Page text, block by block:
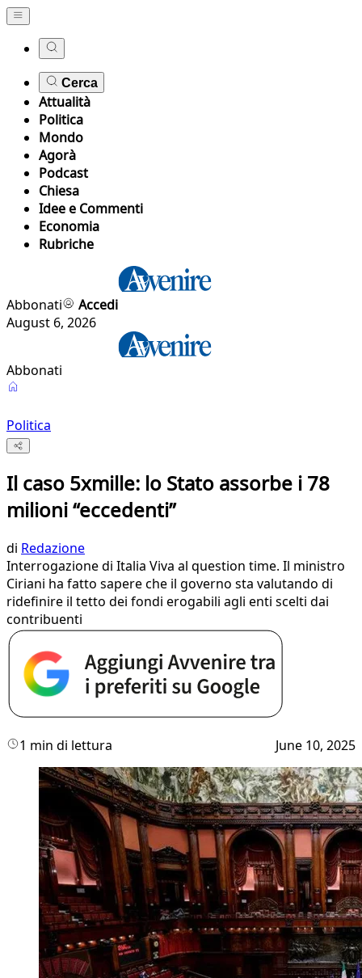
Cerca
Attualità
Politica
Mondo
Agorà
Podcast
Chiesa
Idee e Commenti
Economia
Rubriche
Abbonati
Accedi
August 6, 2026
Abbonati
Politica
Il caso 5xmille: lo Stato assorbe i 78
milioni “eccedenti”
di Redazione
Interrogazione di Italia Viva al question time. Il ministro
Ciriani ha fatto sapere che il governo sta valutando di
ridefinire il tetto dei fondi erogabili agli enti scelti dai
contribuenti
1 min di lettura June 10, 2025